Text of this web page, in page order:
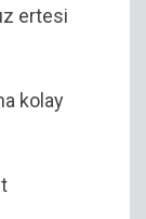
ertesi
kolay